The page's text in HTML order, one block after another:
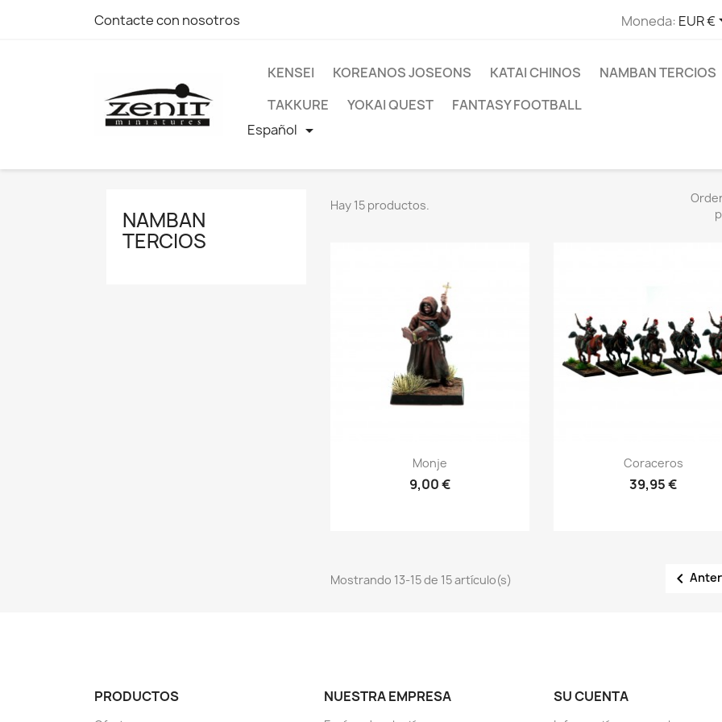
Contacte con nosotros Moneda: EUR €
KENSEI KOREANOS JOSEONS KATAI CHINOS NAMBAN TERCIOS
TAKKURE
YOKAI QUEST FANTASY FOOTBALL
Español 
NAMBAN
TERCIOS
Hay 15 productos.
Vista rápida
Monje
9,00 €
Vista rápida
Coraceros
39,95 €
Mostrando 13-15 de 15 artículo(s) 
PRODUCTOS NUESTRA EMPRESA SU CUENTA